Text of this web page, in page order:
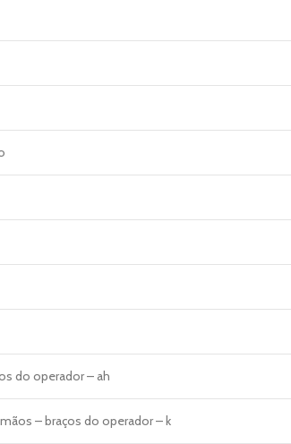
do operador – ah
– braços do operador – k